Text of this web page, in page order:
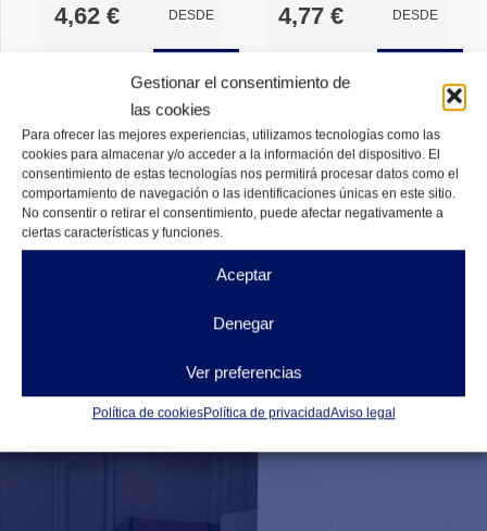
Gestionar el consentimiento de
las cookies
Para ofrecer las mejores experiencias, utilizamos tecnologías como las
cookies para almacenar y/o acceder a la información del dispositivo. El
consentimiento de estas tecnologías nos permitirá procesar datos como el
comportamiento de navegación o las identificaciones únicas en este sitio.
No consentir o retirar el consentimiento, puede afectar negativamente a
ciertas características y funciones.
Aceptar
Denegar
Ver preferencias
Política de cookiesPolítica de privacidadAviso legal
4,62 € DESDE 4,77 € DESDE